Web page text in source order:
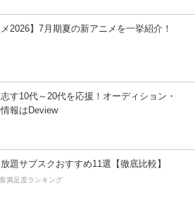
メ2026】7月期夏の新アニメを一挙紹介！
す10代～20代を応援！オーディション・
報はDeview
題サブスクおすすめ11選【徹底比較】
満足度ランキング